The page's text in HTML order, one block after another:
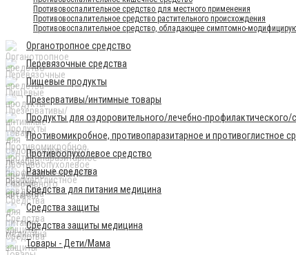
Противовоспалительное средство для местного применения
Противовоспалительное средство растительного происхождения
Противовоспалительное средство, обладающее симптомно-
Органотропное средство
Перевязочные средства
Пищевые продукты
Презервативы/интимные товары
Продукты для оздоровительного/лечебно-профилактического/
Противомикробное, противопаразитарное и противоглистное
Противоопухолевое средство
Разные средства
Средства для питания медицина
Средства защиты
Средства защиты медицина
Товары - Дети/Мама